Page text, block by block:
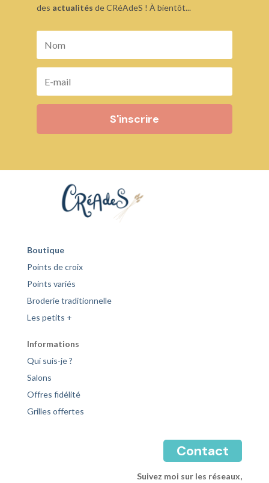
des actualités de CRéAdeS ! À bientôt...
S'inscrire
Boutique
Points de croix
Points variés
Broderie traditionnelle
Les petits +
Informations
Qui suis-je ?
Salons
Offres fidélité
Grilles offertes
Contact
Suivez moi sur les réseaux,